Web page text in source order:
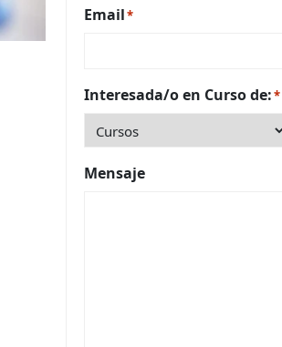
Email*
Interesada/o en Curso de:*
Mensaje